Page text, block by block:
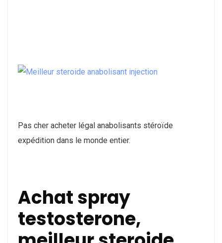
Pas cher acheter légal anabolisants stéroïde
expédition dans le monde entier.
Achat spray
testosterone,